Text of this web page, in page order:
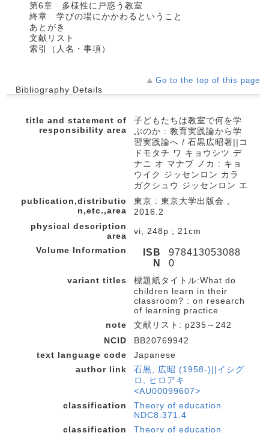
第6章 多様性に戸惑う教室
終章 学びの場にかかわるということ
あとがき
文献リスト
索引（人名・事項）
Go to the top of this page
Bibliography Details
title and statement of
responsibility area
子どもたちは教室で何を学
ぶのか : 教育実践論から学
習実践論へ / 石黒広昭著||コ
ドモタチ ワ キョウシツ デ
ナニ オ マナブ ノカ : キョ
ウイク ジッセンロン カラ
ガクシュウ ジッセンロン エ
publication,distributio
n,etc.,area
東京 : 東京大学出版会 ,
2016.2
physical description
area
vi, 248p ; 21cm
Volume Information
ISB
N
978413053088
0
variant titles
標題紙タイトル:What do
children learn in their
classroom? : on research
of learning practice
note
文献リスト: p235～242
NCID
BB20769942
text language code
Japanese
author link
石黒, 広昭 (1958-)||イシグ
ロ, ヒロアキ
<AU00099607>
classification
Theory of education
NDC8:371.4
classification
Theory of education